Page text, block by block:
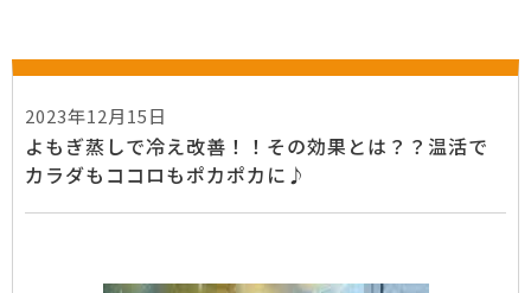
2023年12月15日
よもぎ蒸しで冷え改善！！その効果とは？？温活で
カラダもココロもポカポカに♪